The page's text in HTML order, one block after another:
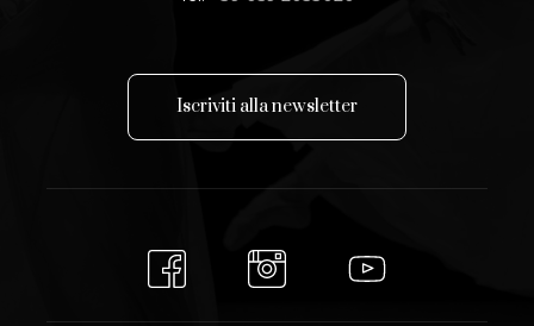
Iscriviti allanewsletter